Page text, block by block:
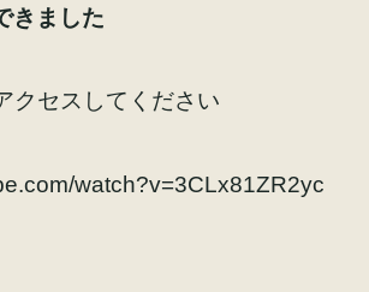
きました
クセスしてください
watch?v=3CLx81ZR2yc